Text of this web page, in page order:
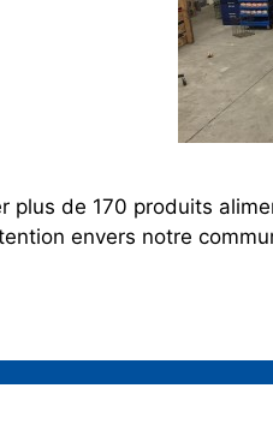
plus de 170 produits
envers notre